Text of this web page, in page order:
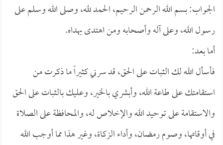
الجواب: بسم الله الرحمن الرحيم، الحمد لله، وصلى الله وسلم على
رسول الله، وعلى آله وأصحابه ومن اهتدى بهداه.
أما بعد:
فأسأل الله لك الثبات على الحق، قد سرني كثيراً ما ذكرت من
استقامتك على طاعة الله، وأبشري بالخير، وعليك بالثبات على الحق
والاستقامة على توحيد الله والإخلاص له، والمحافظة على الصلاة
في أوقاتها، وصوم رمضان، وأداء الزكاة، وغير هذا مما أوجب الله